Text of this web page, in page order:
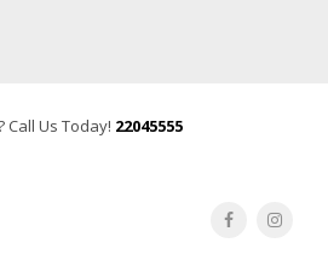
Us Today! 22045555